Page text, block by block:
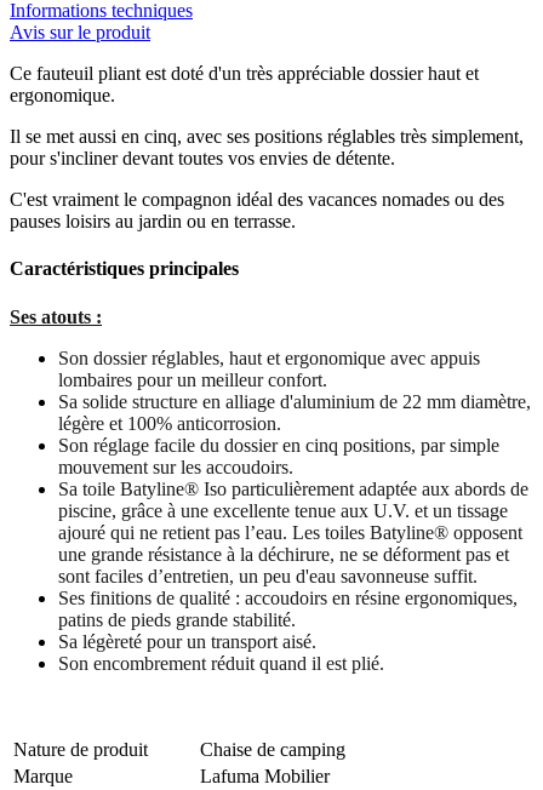
Informations techniques
Avis sur le produit
Ce fauteuil pliant est doté d'un très appréciable dossier haut et
ergonomique.
Il se met aussi en cinq, avec ses positions réglables très simplement,
pour s'incliner devant toutes vos envies de détente.
C'est vraiment le compagnon idéal des vacances nomades ou des
pauses loisirs au jardin ou en terrasse.
Caractéristiques principales
Ses atouts :
Son dossier réglables, haut et ergonomique avec appuis
lombaires pour un meilleur confort.
Sa solide structure en alliage d'aluminium de 22 mm diamètre,
légère et 100% anticorrosion.
Son réglage facile du dossier en cinq positions, par simple
mouvement sur les accoudoirs.
Sa toile Batyline® Iso particulièrement adaptée aux abords de
piscine, grâce à une excellente tenue aux U.V. et un tissage
ajouré qui ne retient pas l’eau. Les toiles Batyline® opposent
une grande résistance à la déchirure, ne se déforment pas et
sont faciles d’entretien, un peu d'eau savonneuse suffit.
Ses finitions de qualité : accoudoirs en résine ergonomiques,
patins de pieds grande stabilité.
Sa légèreté pour un transport aisé.
Son encombrement réduit quand il est plié.
Nature de produit
Chaise de camping
Marque
Lafuma Mobilier